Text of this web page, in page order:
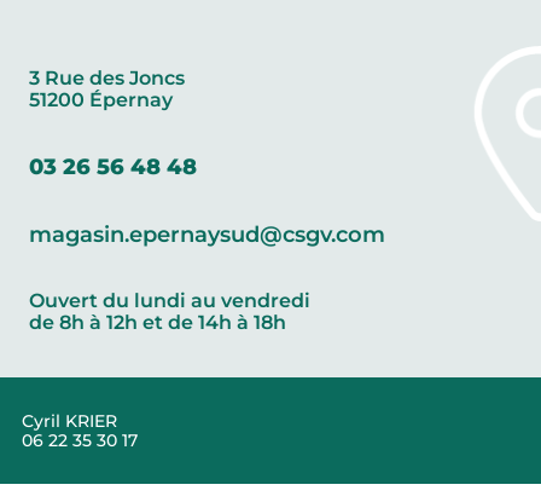
3 Rue des Joncs
51200 Épernay
03 26 56 48 48
magasin.epernaysud@csgv.com
Ouvert du lundi au vendredi
de 8h à 12h et de 14h à 18h
Cyril KRIER
06 22 35 30 17